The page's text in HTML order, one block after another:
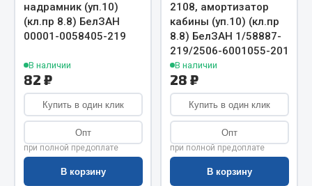
Весь раздел
Автомобильная электрика
Автолампы
Блоки реле и предохранителей
Вилки нагрузочные
Выключатели и переключатели клавишные
Выключатели кнопочные
надрамник (уп.10)
(кл.пр 8.8) БелЗАН
00001-0058405-219
В наличии
82 ₽
Купить в один клик
Опт
при полной предоплате
В корзину
2108, амортизатор
кабины (уп.10) (кл.пр
8.8) БелЗАН 1/58887-
219/2506-6001055-201
В наличии
28 ₽
Купить в один клик
Опт
при полной предоплате
В корзину